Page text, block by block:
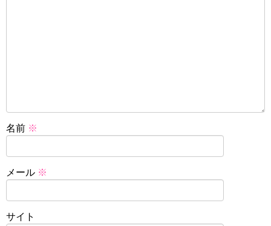
名前 ※
メール ※
サイト